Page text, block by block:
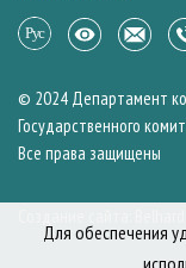
© 2024 Департамент
Государственного
Все права защищены
Для обеспечения